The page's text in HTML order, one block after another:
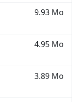
9.93 Mo
4.95 Mo
3.89 Mo